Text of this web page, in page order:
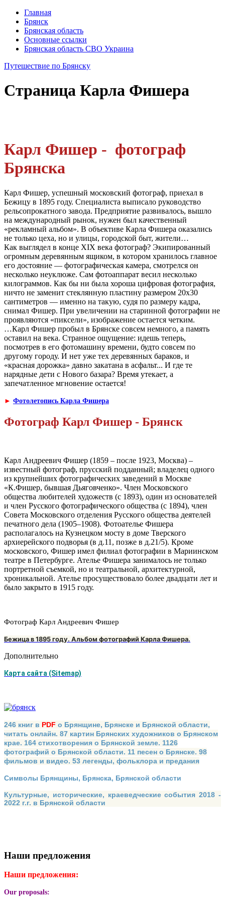
Главная
Брянск
Брянская область
Основные ссылки
Брянская область СВО Украина
Путешествие по Брянску
Страница Карла Фишера
Карл Фишер - фотограф
Брянска
Карл Фишер, успешный московский фотограф, приехал в
Бежицу в 1895 году. Специалиста выписало руководство
рельсопрокатного завода. Предприятие развивалось, вышло
на международный рынок, нужен был качественный
«рекламный альбом». В объективе Карла Фишера оказались
не только цеха, но и улицы, городской быт, жители…
Как выглядел в конце XIX века фотограф? Экипированный
огромным деревянным ящиком, в котором хранилось главное
его достояние — фотографическая камера, смотрелся он
несколько неуклюже. Сам фотоаппарат весил несколько
килограммов. Как бы ни была хороша цифровая фотография,
ничто не заменит стеклянную пластину размером 20х30
сантиметров — именно на такую, судя по размеру кадра,
снимал Фишер. При увеличении на старинной фотографии не
проявляются «пиксели», изображение остается четким.
…Карл Фишер пробыл в Брянске совсем немного, а память
оставил на века. Странное ощущение: идешь теперь,
посмотрев в его фотомашину времени, будто совсем по
другому городу. И нет уже тех деревянных бараков, и
«красная дорожка» давно закатана в асфальт... И где те
нарядные дети с Нового базара? Время утекает, а
запечатленное мгновение остается!
► Фотолетопись Карла Фишера
Фотограф Карл Фишер - Брянск
Карл Андреевич Фишер (1859 – после 1923, Москва) –
известный фотограф, прусский подданный; владелец одного
из крупнейших фотографических заведений в Москве
«К.Фишер, бывшая Дьяговченко». Член Московского
общества любителей художеств (с 1893), один из основателей
и член Русского фотографического общества (с 1894), член
Совета Московского отделения Русского общества деятелей
печатного дела (1905–1908). Фотоателье Фишера
располагалось на Кузнецком мосту в доме Тверского
архиерейского подворья (в д.11, позже в д.21/5). Кроме
московского, Фишер имел филиал фотографии в Мариинском
театре в Петербурге. Ателье Фишера занималось не только
портретной съемкой, но и театральной, архитектурной,
хроникальной. Ателье просуществовало более двадцати лет и
было закрыто в 1915 году.
Фотограф Карл Андреевич Фишер
Бежица в 1895 году. Альбом фотографий Карла Фишера.
Дополнительно
Карта сайта (Sitemap)
246 книг в PDF о Брянщине, Брянске и Брянской области,
читать онлайн. 87 картин Брянских художников о Брянском
крае. 164 стихотворения о Брянской земле. 1126
фотографий о Брянской области. 11 песен о Брянске. 98
фильмов и видео. 53 легенды, фольклора и предания
Символы Брянщины, Брянска, Брянской области
Культурные, исторические, краеведческие события 2018 -
2022 г.г. в Брянской области
Наши предложения
Наши предложения:
Our proposals: